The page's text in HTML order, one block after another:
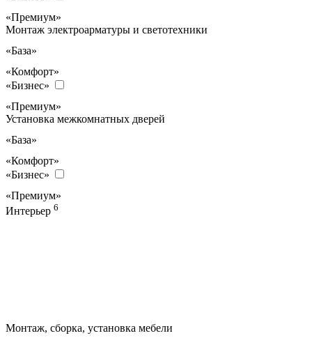
«Премиум»
Монтаж электроарматуры и светотехники
«База»
«Комфорт»
«Бизнес»
«Премиум»
Установка межкомнатных дверей
«База»
«Комфорт»
«Бизнес»
«Премиум»
Интерьер 6
Монтаж, сборка, установка мебели